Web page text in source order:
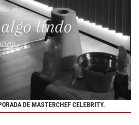
DE MASTERCHEF CELEBRITY.